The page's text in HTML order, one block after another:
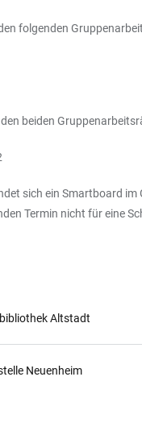
folgenden
beiden
sich ein Smartboard
Termin nicht für eine
Altstadt
Neuenheim